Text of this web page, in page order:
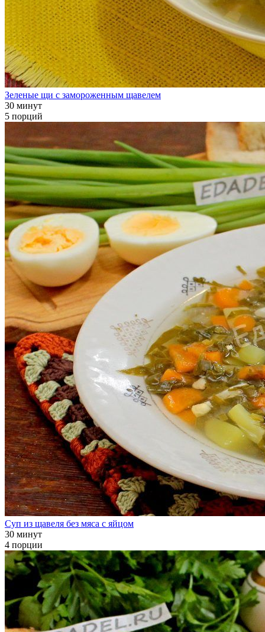
Зеленые щи с замороженным щавелем
30 минут
5 порций
Суп из щавеля без мяса с яйцом
30 минут
4 порции